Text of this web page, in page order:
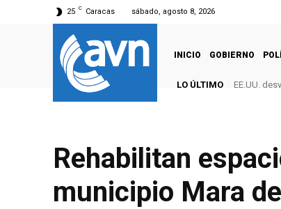
25 C Caracas sábado, agosto 8, 2026
INICIO GOBIERNO
LO ÚLTIMO EE.UU.
Rehabilitan
municipio Mara